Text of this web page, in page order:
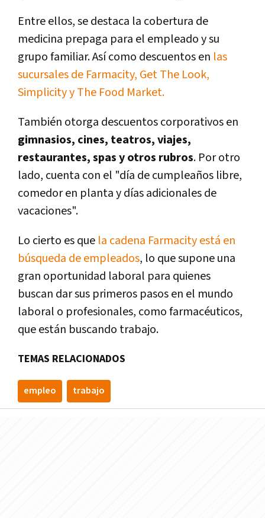
Entre ellos, se destaca la cobertura de
medicina prepaga para el empleado y su
grupo familiar. Así como descuentos en las
sucursales de Farmacity, Get The Look,
Simplicity y The Food Market.
También otorga descuentos corporativos en
gimnasios, cines, teatros, viajes,
restaurantes, spas y otros rubros. Por otro
lado, cuenta con el "día de cumpleaños libre,
comedor en planta y días adicionales de
vacaciones".
Lo cierto es que la cadena Farmacity está en
búsqueda de empleados, lo que supone una
gran oportunidad laboral para quienes
buscan dar sus primeros pasos en el mundo
laboral o profesionales, como farmacéuticos,
que están buscando trabajo.
TEMAS RELACIONADOS
empleo trabajo